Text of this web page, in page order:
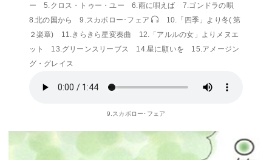
ー 5.クロス・トゥー・ユー 6.雨に唄えば 7.ゴンドラの唄
8.北の国から 9.スカボロー･フェア
10.「四季」より冬( 第
２楽章) 11.きらきら星変奏曲 12.「アルルの女」よりメヌエ
ット 13.グリーンスリーブス 14.星に願いを 15.アメージン
グ・グレイス
9.スカボロー･フェア